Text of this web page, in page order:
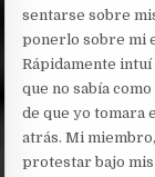
sentarse sobre
ponerlo sobre mi
Rápidamente
que no sabía
de que yo tomara
atrás. Mi
protestar bajo